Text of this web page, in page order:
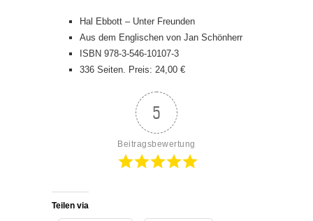
Hal Ebbott – Unter Freunden
Aus dem Englischen von Jan Schönherr
ISBN 978-3-546-10107-3
336 Seiten. Preis: 24,00 €
5
Beitragsbewertung
Teilen via